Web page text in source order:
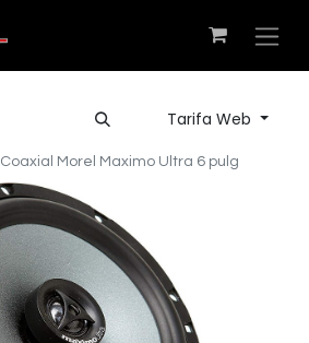
Tarifa Web
Coaxial Morel Maximo Ultra 6 pulg